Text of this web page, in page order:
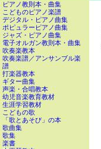
ピアノ教則本・曲集
こどものピアノ楽譜
デジタル・ピアノ曲集
ポピュラーピアノ曲集
ジャズ・ピアノ曲集
電子オルガン教則本・曲集
吹奏楽教本
吹奏楽譜／アンサンブル楽
譜
打楽器教本
ギター曲集
声楽・合唱教本
幼児音楽教育教材
生涯学習教材
こどもの歌
「歌とあそび」の本
歌曲集
歌集
楽書